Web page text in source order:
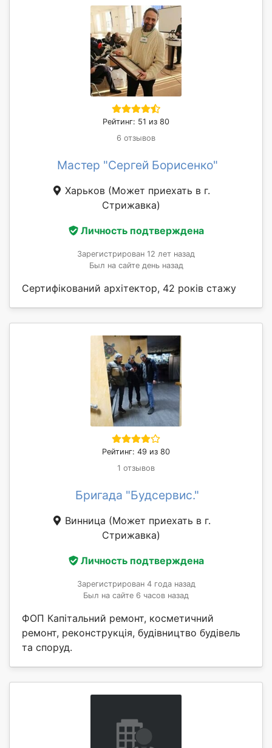
Рейтинг: 51 из 80
6 отзывов
Мастер "Сергей Борисенко"
Харьков (Может приехать в г.
Стрижавка)
Личность подтверждена
Зарегистрирован 12 лет назад
Был на сайте день назад
Сертифікований архітектор, 42 років стажу
Рейтинг: 49 из 80
1 отзывов
Бригада "Будсервис."
Винница (Может приехать в г.
Стрижавка)
Личность подтверждена
Зарегистрирован 4 года назад
Был на сайте 6 часов назад
ФОП Капітальний ремонт, косметичний
ремонт, реконструкція, будівництво будівель
та споруд.